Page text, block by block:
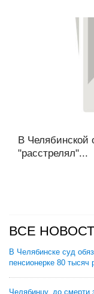
В Челябинской
"расстрелял"...
ВСЕ
В Челябинске суд
пенсионерке 80 тысяч
Челябинцу, до смерти